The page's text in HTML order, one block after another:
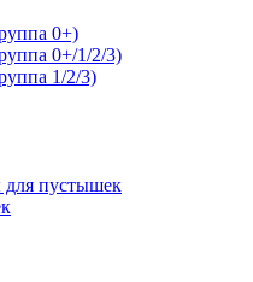
0+)
0+/1/2/3)
1/2/3)
для пустышек